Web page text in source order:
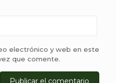
electrónico y web en este
que comente.